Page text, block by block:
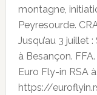
montagne,
Peyresourde.
Jusqu’au 3
à Besançon.
Euro Fly-in RSA
https://